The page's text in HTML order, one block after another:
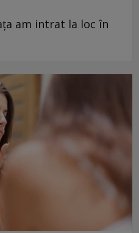
am intrat la loc în